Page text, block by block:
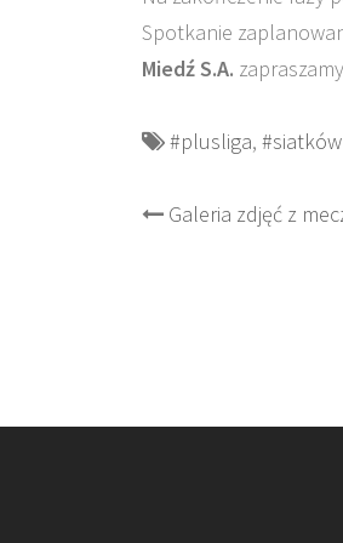
Spotkanie
Miedź S.A.
#plusliga,
Post
Galeria zdjęć z